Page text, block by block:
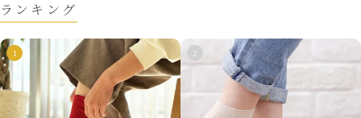
ランキング